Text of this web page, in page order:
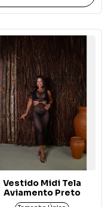
Vestido Midi Tela
Aviamento Preto